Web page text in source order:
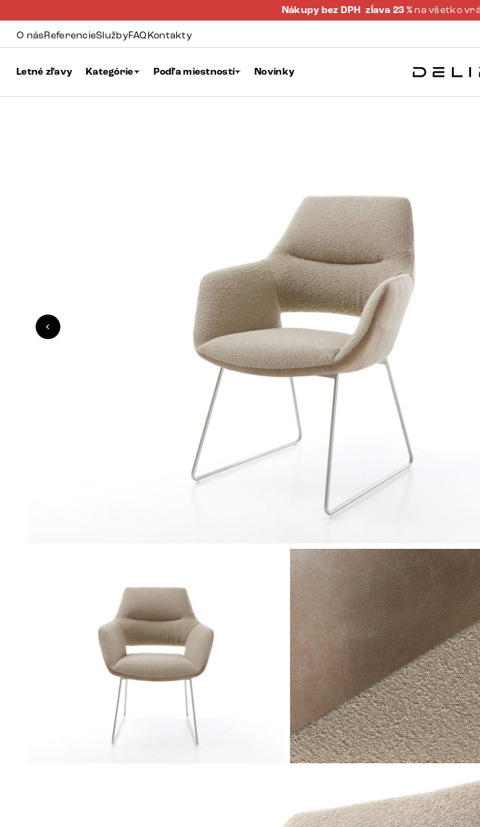
Nákupy bez DPH zĺava 23 % na všetko
O násReferencieSlužbyFAQKontakty
Letné zľavy Kategórie Podľa miestností Novinky